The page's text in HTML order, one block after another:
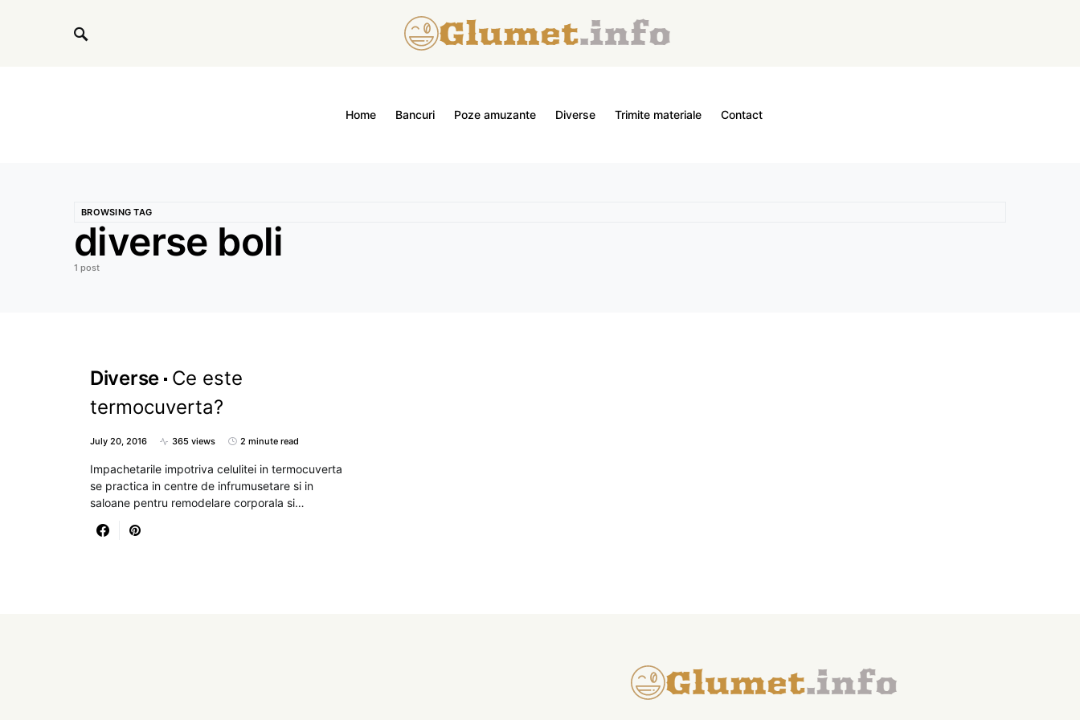
Home Bancuri Poze amuzante Diverse Trimite materiale Contact
BROWSING TAG
diverse boli
1 post
Diverse Ce este
termocuverta?
July 20, 2016 365 views 2 minute read
Impachetarile impotriva celulitei in termocuverta
se practica in centre de infrumusetare si in
saloane pentru remodelare corporala si…